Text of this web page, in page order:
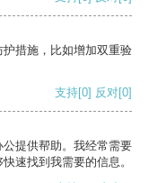
措施，比如增加双重验
支持[0] 反对[0]
提供帮助。我经常需要
速找到我需要的信息。